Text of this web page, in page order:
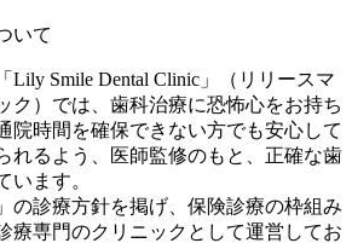
いて
Lily Smile Dental Clinic」（リリースマ
ク）では、歯科治療に恐怖心をお持ち
院時間を確保できない方でも安心して
れるよう、医師監修のもと、正確な歯
います。
の診療方針を掲げ、保険診療の枠組み
療専門のクリニックとして運営してお